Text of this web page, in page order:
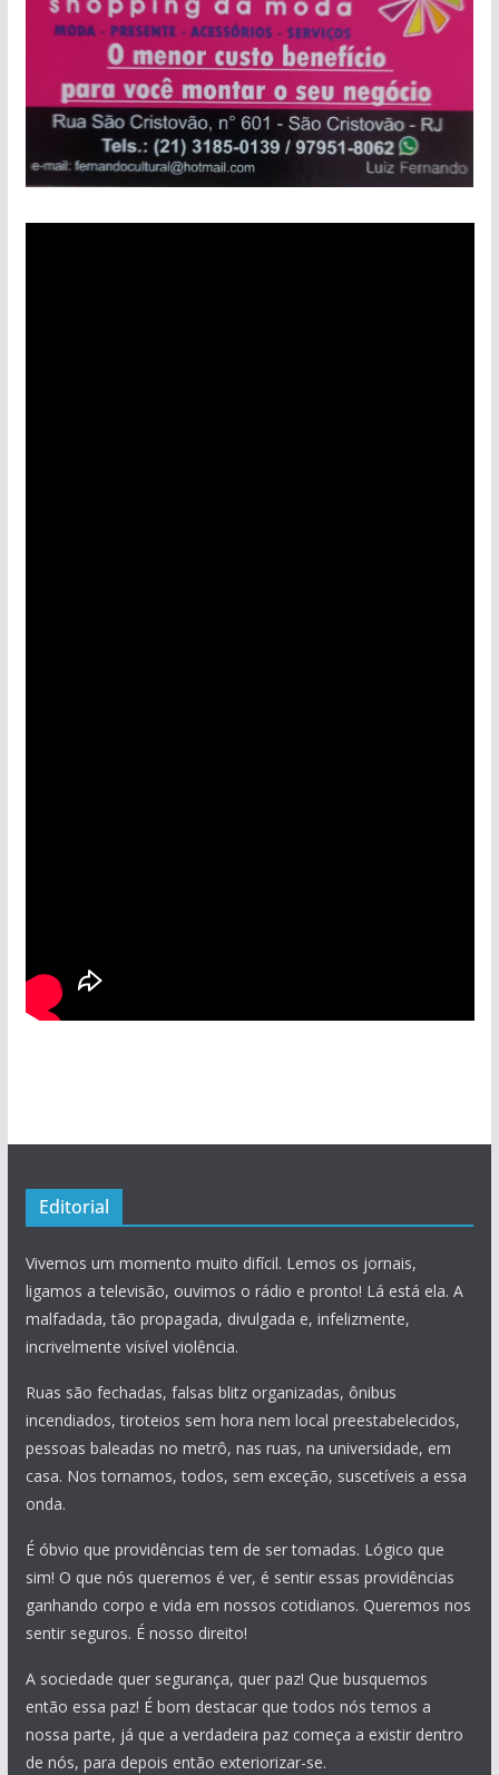
Editorial
Vivemos um momento muito difícil. Lemos os jornais,
ligamos a televisão, ouvimos o rádio e pronto! Lá está ela. A
malfadada, tão propagada, divulgada e, infelizmente,
incrivelmente visível violência.
Ruas são fechadas, falsas blitz organizadas, ônibus
incendiados, tiroteios sem hora nem local preestabelecidos,
pessoas baleadas no metrô, nas ruas, na universidade, em
casa. Nos tornamos, todos, sem exceção, suscetíveis a essa
onda.
É óbvio que providências tem de ser tomadas. Lógico que
sim! O que nós queremos é ver, é sentir essas providências
ganhando corpo e vida em nossos cotidianos. Queremos nos
sentir seguros. É nosso direito!
A sociedade quer segurança, quer paz! Que busquemos
então essa paz! É bom destacar que todos nós temos a
nossa parte, já que a verdadeira paz começa a existir dentro
de nós, para depois então exteriorizar-se.